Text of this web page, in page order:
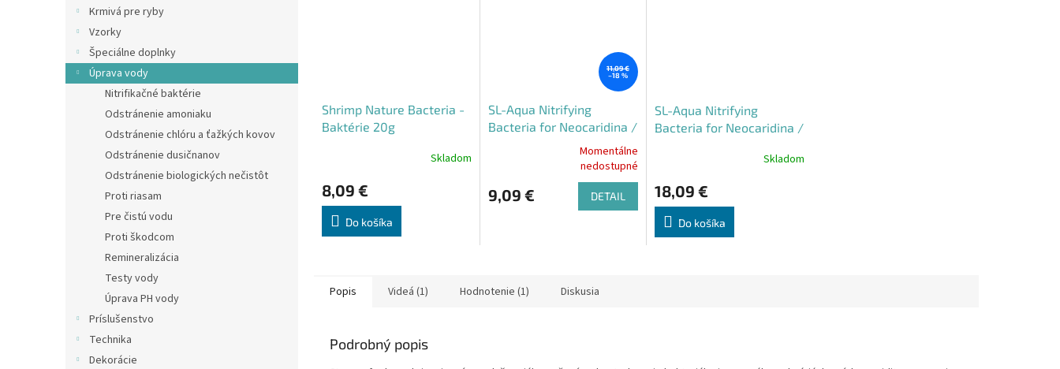
Krmivá pre ryby
Vzorky
Špeciálne doplnky
Úprava vody
Nitrifikačné baktérie
Odstránenie amoniaku
Odstránenie chlóru a ťažkých kovov
Odstránenie dusičnanov
Odstránenie biologických nečistôt
Proti riasam
Pre čistú vodu
Proti škodcom
Remineralizácia
Testy vody
Úprava PH vody
Príslušenstvo
Technika
Dekorácie
Shrimp Nature Bacteria -
Baktérie 20g
Skladom
8,09 €
Do košíka
11,09 €
–18 %
SL-Aqua Nitrifying
Bacteria for Neocaridina /
Sulawesi shrimp 250ml
produktu
je
Momentálne
nedostupné
9,09 € DETAIL
SL-Aqua Nitrifying
Bacteria for Neocaridina /
Skladom
18,09 €
Do košíka
Popis Videá (1) Hodnotenie (1) Diskusia
Podrobný popis